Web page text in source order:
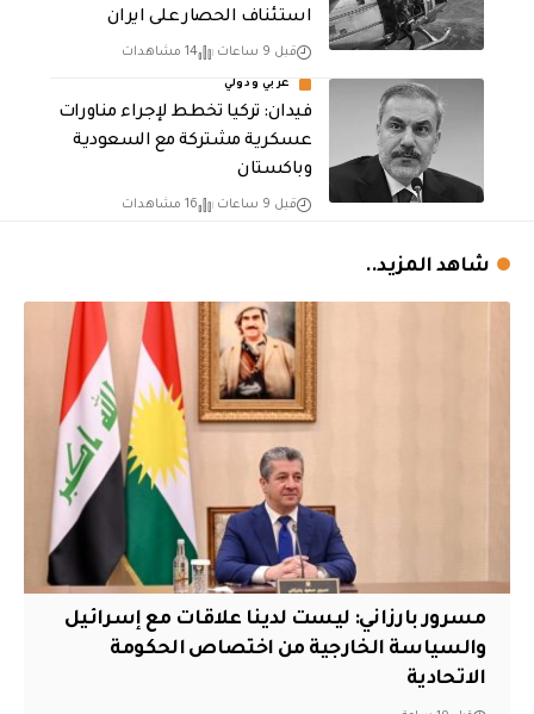
استئناف الحصار على ايران
قبل 9 ساعات 14 مشاهدات
عربي ودولي
فيدان: تركيا تخطط لإجراء مناورات
عسكرية مشتركة مع السعودية
وباكستان
قبل 9 ساعات 16 مشاهدات
شاهد المزيد..
مسرور بارزاني: ليست لدينا علاقات مع إسرائيل
والسياسة الخارجية من اختصاص الحكومة
الاتحادية